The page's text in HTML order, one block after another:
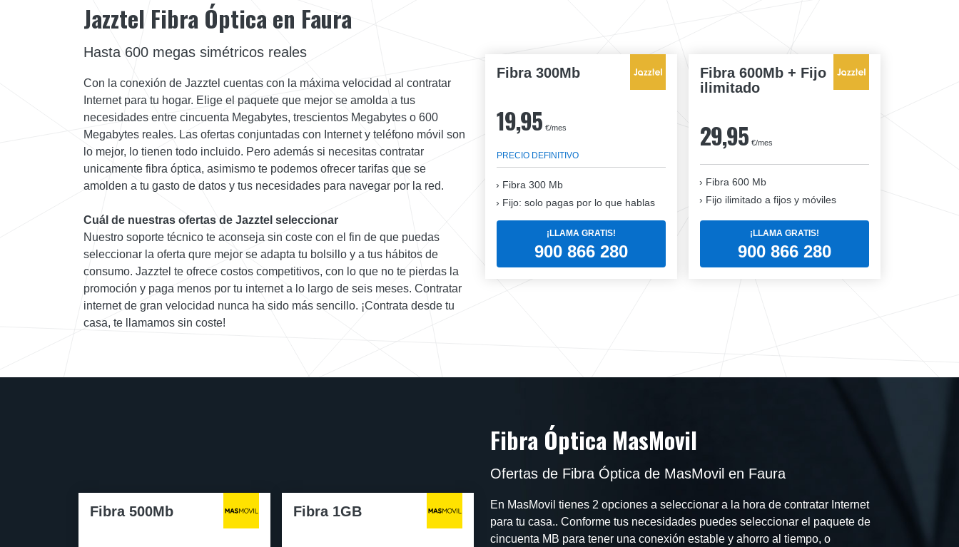
Fibra 300Mb
19,95 €/mes
PRECIO DEFINITIVO
Fibra 300 Mb
Fijo: solo pagas por lo que hablas
¡LLAMA GRATIS!
900 866 280
Fibra 600Mb + Fijo
ilimitado
29,95 €/mes
Fibra 600 Mb
Fijo ilimitado a fijos y móviles
¡LLAMA GRATIS!
900 866 280
Jazztel Fibra Óptica en Faura
Hasta 600 megas simétricos reales
Con la conexión de Jazztel cuentas con la máxima velocidad al contratar
Internet para tu hogar. Elige el paquete que mejor se amolda a tus
necesidades entre cincuenta Megabytes, trescientos Megabytes o 600
Megabytes reales. Las ofertas conjuntadas con Internet y teléfono móvil son
lo mejor, lo tienen todo incluido. Pero además si necesitas contratar
unicamente fibra óptica, asimismo te podemos ofrecer tarifas que se
amolden a tu gasto de datos y tus necesidades para navegar por la red.
Cuál de nuestras ofertas de Jazztel seleccionar
Nuestro soporte técnico te aconseja sin coste con el fin de que puedas
seleccionar la oferta qure mejor se adapta tu bolsillo y a tus hábitos de
consumo. Jazztel te ofrece costos competitivos, con lo que no te pierdas la
promoción y paga menos por tu internet a lo largo de seis meses. Contratar
internet de gran velocidad nunca ha sido más sencillo. ¡Contrata desde tu
casa, te llamamos sin coste!
Fibra 500Mb Fibra 1GB
Fibra Óptica MasMovil
Ofertas de Fibra Óptica de MasMovil en Faura
En MasMovil tienes 2 opciones a seleccionar a la hora de contratar Internet
para tu casa.. Conforme tus necesidades puedes seleccionar el paquete de
cincuenta MB para tener una conexión estable y ahorro al tiempo, o